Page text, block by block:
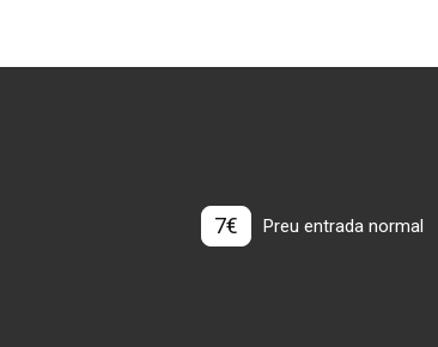
7€ Preu entrada normal